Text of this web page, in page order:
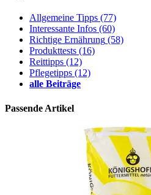
Allgemeine Tipps (77)
Interessante Infos (60)
Richtige Ernährung (58)
Produkttests (16)
Reittipps (12)
Pflegetipps (12)
alle Beiträge
Passende Artikel